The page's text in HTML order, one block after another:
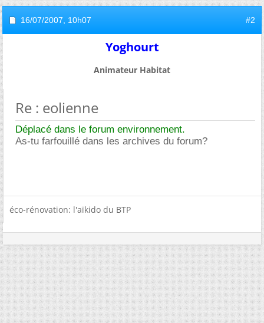
16/07/2007, 10h07 #2
Yoghourt
Animateur Habitat
Re : eolienne
Déplacé dans le forum environnement.
As-tu farfouillé dans les archives du forum?
éco-rénovation: l'aïkido du BTP